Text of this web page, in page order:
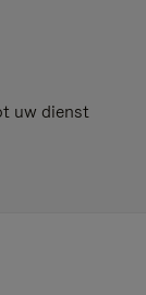
uw dienst